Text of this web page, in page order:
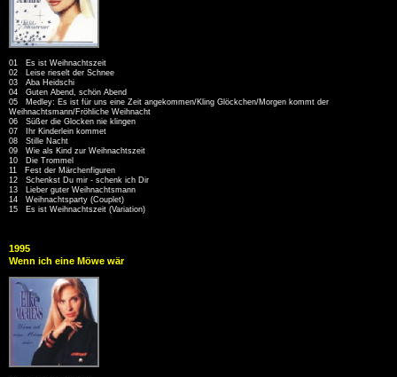
01 Es ist Weihnachtszeit
02 Leise rieselt der Schnee
03 Aba Heidschi
04 Guten Abend, schön Abend
05 Medley: Es ist für uns eine Zeit angekommen/Kling Glöckchen/Morgen kommt der
Weihnachtsmann/Fröhliche Weihnacht
06 Süßer die Glocken nie klingen
07 Ihr Kinderlein kommet
08 Stille Nacht
09 Wie als Kind zur Weihnachtszeit
10 Die Trommel
11 Fest der Märchenfiguren
12 Schenkst Du mir - schenk ich Dir
13 Lieber guter Weihnachtsmann
14 Weihnachtsparty (Couplet)
15 Es ist Weihnachtszeit (Variation)
1995
Wenn ich eine Möwe wär